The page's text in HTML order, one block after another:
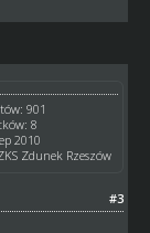
901
8
2010
Zdunek Rzeszów
#3